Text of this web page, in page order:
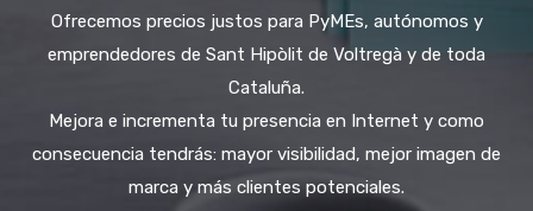
Ofrecemos precios justos para PyMEs, autónomos y
emprendedores de Sant Hipòlit de Voltregà y de toda
Cataluña.
Mejora e incrementa tu presencia en Internet y como
consecuencia tendrás: mayor visibilidad, mejor imagen de
marca y más clientes potenciales.